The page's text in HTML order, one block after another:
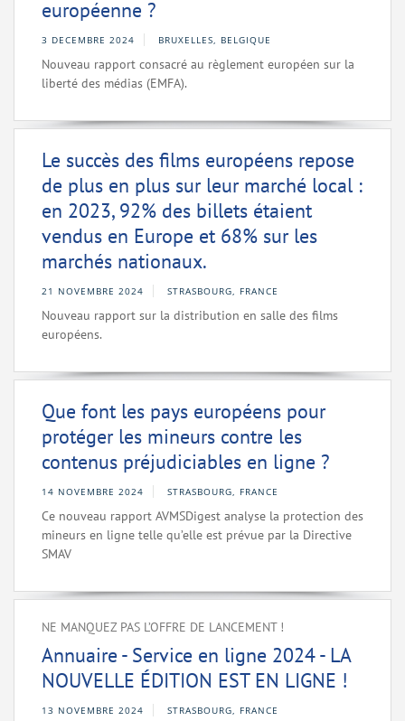
européenne ?
3 DECEMBRE 2024 BRUXELLES, BELGIQUE
Nouveau rapport consacré au règlement européen sur la
liberté des médias (EMFA).
Le succès des films européens repose
de plus en plus sur leur marché local :
en 2023, 92% des billets étaient
vendus en Europe et 68% sur les
marchés nationaux.
21 NOVEMBRE 2024 STRASBOURG, FRANCE
Nouveau rapport sur la distribution en salle des films
européens.
Que font les pays européens pour
protéger les mineurs contre les
contenus préjudiciables en ligne ?
14 NOVEMBRE 2024 STRASBOURG, FRANCE
Ce nouveau rapport AVMSDigest analyse la protection des
mineurs en ligne telle qu’elle est prévue par la Directive
SMAV
NE MANQUEZ PAS L’OFFRE DE LANCEMENT !
Annuaire - Service en ligne 2024 - LA
NOUVELLE ÉDITION EST EN LIGNE !
13 NOVEMBRE 2024 STRASBOURG, FRANCE